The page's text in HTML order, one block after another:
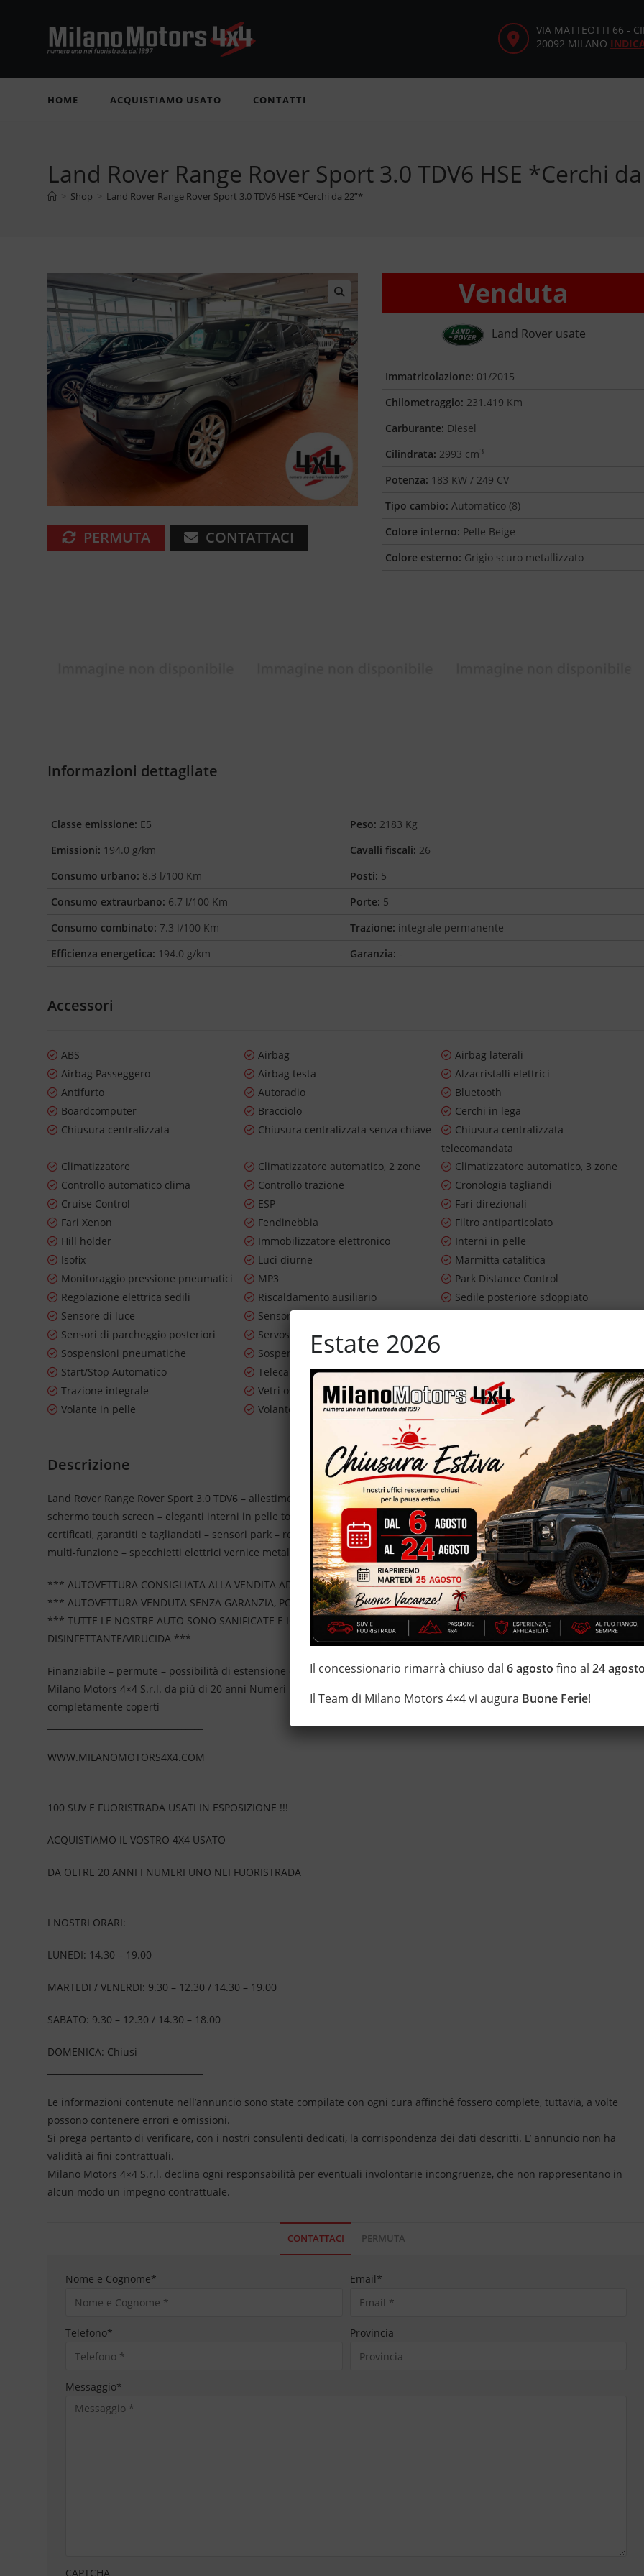
VIA MATTEOTTI 66 -
20092 MILANO
HOME ACQUISTIAMO USATO CONTATTI
Land Rover Range Rover Sport 3.0 TDV6 HSE *Cerchi
> Shop > Land Rover Range Rover Sport 3.0 TDV6 HSE *Cerchi da 22”*
🔍
PERMUTA CONTATTACI
Venduta
Land Rover usate
Immatricolazione: 01/2015
Chilometraggio: 231.419 Km
Carburante: Diesel
Cilindrata: 2993 cm3
Potenza: 183 KW / 249 CV
Tipo cambio: Automatico (8)
Colore interno: Pelle Beige
Colore esterno: Grigio scuro metallizzato
Informazioni dettagliate
Classe emissione: E5
Emissioni: 194.0 g/km
Consumo urbano: 8.3 l/100 Km
Consumo extraurbano: 6.7 l/100 Km
Consumo combinato: 7.3 l/100 Km
Efficienza energetica: 194.0 g/km
Peso: 2183 Kg
Cavalli fiscali: 26
Posti: 5
Porte: 5
Trazione: integrale permanente
Garanzia: -
Accessori
ABS Airbag
Airbag laterali
Airbag Passeggero
Airbag testa
Alzacristalli elettrici
Antifurto
Autoradio
Bluetooth
Boardcomputer
Bracciolo
Cerchi in lega
Chiusura centralizzata
Chiusura centralizzata senza chiave
Chiusura centralizzata
telecomandata
Climatizzatore
Climatizzatore automatico, 2 zone
Climatizzatore automatico, 3 zone
Controllo automatico clima
Controllo trazione
Cronologia tagliandi
Cruise Control
ESP
Fari direzionali
Fari Xenon
Fendinebbia
Filtro antiparticolato
Hill holder
Immobilizzatore elettronico
Interni in pelle
Isofix
Luci diurne
Marmitta catalitica
Monitoraggio pressione pneumatici
MP3
Park Distance Control
Regolazione elettrica sedili
Riscaldamento ausiliario
Sedile posteriore sdoppiato
Sensore di luce
Sensore di pioggia
Sensori di parcheggio posteriori
Servosterzo
Sospensioni pneumatiche
Sospensioni sportive
Start/Stop Automatico
Telecamera per parcheggio assistito
Touch screen
Trazione integrale
Vetri oscurati
Vivavoce
Volante in pelle
Volante multifunzione
Descrizione
Land Rover Range Rover Sport 3.0 TDV6 – allestimento HSE – 249 CV – cambio automatico – navigatore cartografico –
schermo touch screen – eleganti interni in pelle totale – euro 5B con dispositivo anti particolato (FAP) – 231.419 km
certificati, garantiti e tagliandati – sensori park – retrocamera per parcheggio assistito – cerchi in lega da 22” – volante
multi-funzione – specchietti elettrici vernice metallizzata
*** AUTOVETTURA CONSIGLIATA ALLA VENDITA AD OPERATORE DEL SETTORE – NON VIENE FORNITA GARANZIA ***
*** AUTOVETTURA VENDUTA SENZA GARANZIA, POSSIBILE PROVA SU STRADA PRIMA DELLA VENDITA ***
*** TUTTE LE NOSTRE AUTO SONO SANIFICATE E IGIENIZZATE CON TRATTAMENTI DI VAPORE, OZONO E
DISINFETTANTE/VIRUCIDA ***
Finanziabile – permute – possibilità di estensione della garanzia con i leader del mercato ”Mapfre Warranty” o ”Opteven” –
Milano Motors 4×4 S.r.l. da più di 20 anni Numeri Uno Nei Fuoristrada con un’ esposizione da più di 1.500 mq
completamente coperti
WWW.MILANOMOTORS4X4.COM
100 SUV E FUORISTRADA USATI IN ESPOSIZIONE !!!
ACQUISTIAMO IL VOSTRO 4X4 USATO
DA OLTRE 20 ANNI I NUMERI UNO NEI FUORISTRADA
I NOSTRI ORARI:
LUNEDI: 14.30 – 19.00
MARTEDI / VENERDI: 9.30 – 12.30 / 14.30 – 19.00
SABATO: 9.30 – 12.30 / 14.30 – 18.00
DOMENICA: Chiusi
Le informazioni contenute nell’annuncio sono state compilate con ogni cura affinché fossero complete, tuttavia, a volte
possono contenere errori e omissioni.
Si prega pertanto di verificare, con i nostri consulenti dedicati, la corrispondenza dei dati descritti. L’ annuncio non ha
validità ai fini contrattuali.
Milano Motors 4×4 S.r.l. declina ogni responsabilità per eventuali involontarie incongruenze, che non rappresentano in
alcun modo un impegno contrattuale.
CONTATTACI PERMUTA
Nome e Cognome* Email*
Telefono* Provincia
Messaggio*
CAPTCHA
Estate 2026
Il concessionario rimarrà chiuso dal6 agosto fino al24
Il Team di Milano Motors 4×4 vi augura Buone Ferie!